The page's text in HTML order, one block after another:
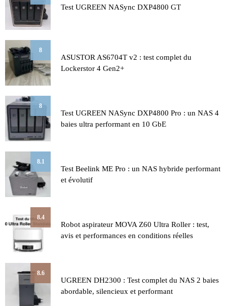
Test UGREEN NASync DXP4800 GT
8
ASUSTOR AS6704T v2 : test complet du
Lockerstor 4 Gen2+
8
Test UGREEN NASync DXP4800 Pro : un NAS 4
baies ultra performant en 10 GbE
8.1
Test Beelink ME Pro : un NAS hybride performant
et évolutif
8.4
Robot aspirateur MOVA Z60 Ultra Roller : test,
avis et performances en conditions réelles
8.6
UGREEN DH2300 : Test complet du NAS 2 baies
abordable, silencieux et performant